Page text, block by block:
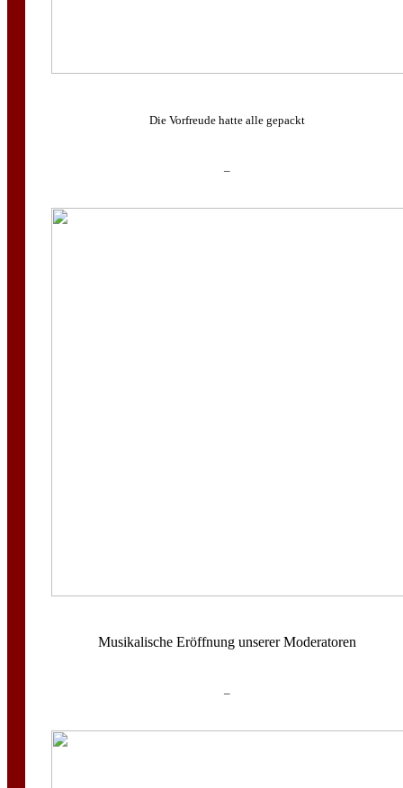
Die Vorfreude hatte alle gepackt
–
Musikalische Eröffnung unserer Moderatoren
–